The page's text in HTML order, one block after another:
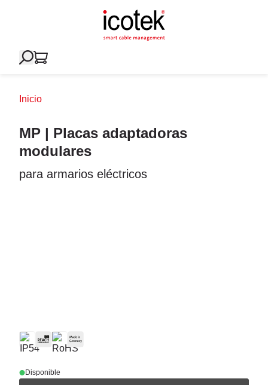
Inicio
MP | Placas adaptadoras
modulares
para armarios eléctricos
Disponible